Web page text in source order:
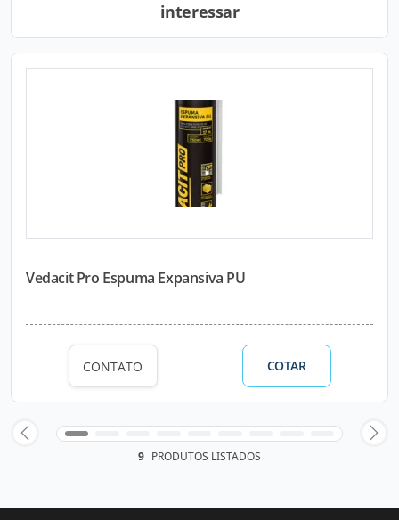
interessar
Vedacit Pro Espuma Expansiva PU
CONTATO COTAR
9 PRODUTOS LISTADOS